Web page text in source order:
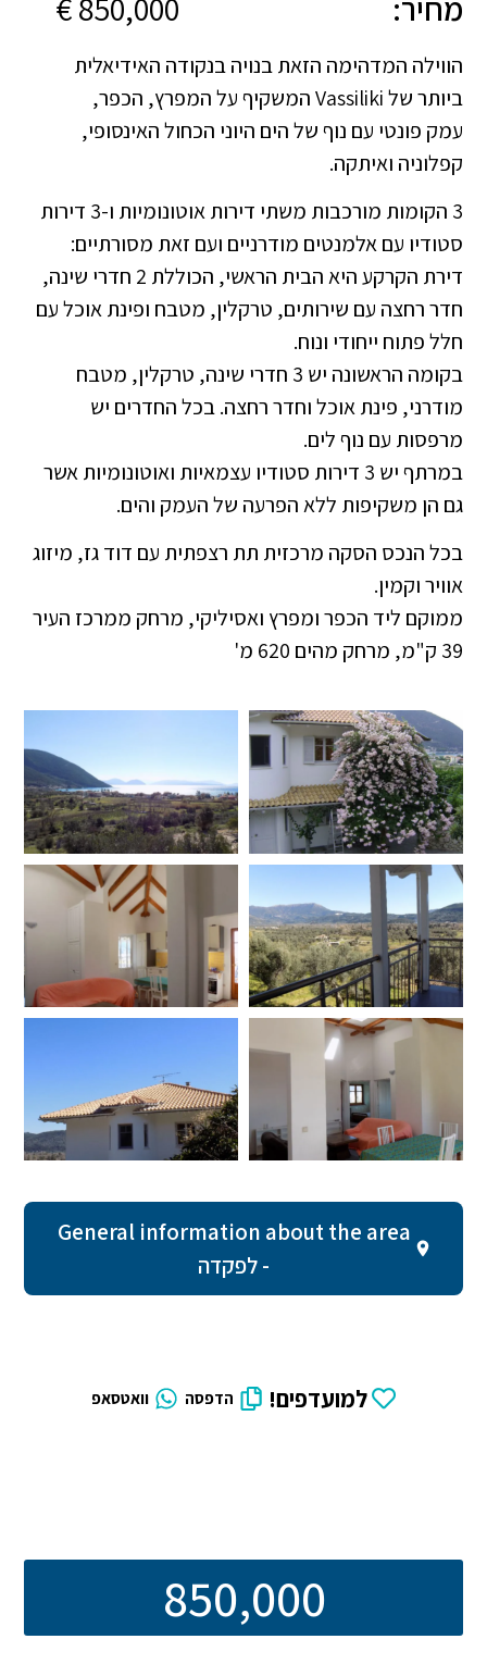
הווילה המדהימה הזאת בנויה בנקודה האידיאלית
ביותר של Vassiliki המשקיף על המפרץ, הכפר,
עמק פונטי עם נוף של הים היוני הכחול האינסופי,
קפלוניה ואיתקה.
3 הקומות מורכבות משתי דירות אוטונומיות ו-3 דירות
סטודיו עם אלמנטים מודרניים ועם זאת מסורתיים:
דירת הקרקע היא הבית הראשי, הכוללת 2 חדרי שינה,
חדר רחצה עם שירותים, טרקלין, מטבח ופינת אוכל עם
חלל פתוח ייחודי ונוח.
בקומה הראשונה יש 3 חדרי שינה, טרקלין, מטבח
מודרני, פינת אוכל וחדר רחצה. בכל החדרים יש
מרפסות עם נוף לים.
במרתף יש 3 דירות סטודיו עצמאיות ואוטונומיות אשר
גם הן משקיפות ללא הפרעה של העמק והים.
בכל הנכס הסקה מרכזית תת רצפתית עם דוד גז, מיזוג
אוויר וקמין.
ממוקם ליד הכפר ומפרץ ואסיליקי, מרחק ממרכז העיר
39 ק"מ, מרחק מהים 620 מ'
General information about the area
- לפקדה
למועדפים! הדפסה וואטסאפ
850,000